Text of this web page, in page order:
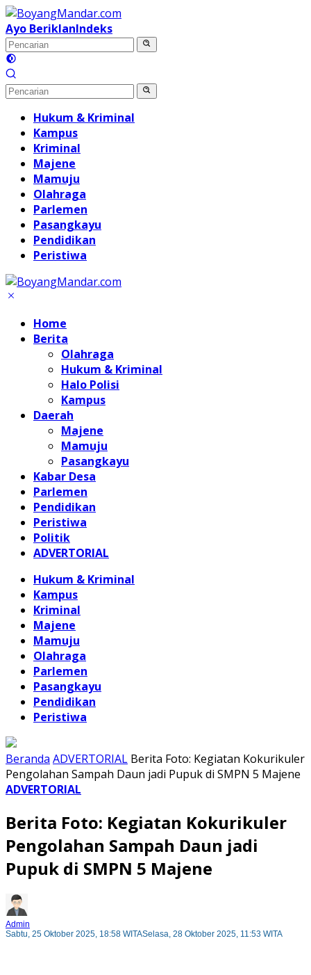
Langsung
ke
konten
Ayo BeriklanIndeks
Hukum & Kriminal
Kampus
Kriminal
Majene
Mamuju
Olahraga
Parlemen
Pasangkayu
Pendidikan
Peristiwa
Home
Berita
Olahraga
Hukum & Kriminal
Halo Polisi
Kampus
Daerah
Majene
Mamuju
Pasangkayu
Kabar Desa
Parlemen
Pendidikan
Peristiwa
Politik
ADVERTORIAL
Hukum & Kriminal
Kampus
Kriminal
Majene
Mamuju
Olahraga
Parlemen
Pasangkayu
Pendidikan
Peristiwa
Beranda ADVERTORIAL Berita Foto: Kegiatan Kokurikuler
Pengolahan Sampah Daun jadi Pupuk di SMPN 5 Majene
ADVERTORIAL
Berita Foto: Kegiatan Kokurikuler
Pengolahan Sampah Daun jadi
Pupuk di SMPN 5 Majene
Admin
Sabtu, 25 Oktober 2025, 18:58 WITASelasa, 28 Oktober 2025, 11:53 WITA